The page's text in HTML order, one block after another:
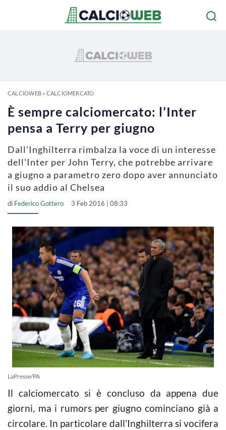
CALCIOWEB» CALCIOMERCATO
È sempre calciomercato: l’Inter
pensa a Terry per giugno
Dall'Inghilterra rimbalza la voce di un interesse
dell'Inter per John Terry, che potrebbe arrivare
a giugno a parametro zero dopo aver annunciato
il suo addio al Chelsea
di Federico Gottero 3 Feb 2016 | 08:33
LaPresse/PA
Il calciomercato si è concluso da appena due
giorni, ma i rumors per giugno cominciano già a
circolare. In particolare dall’Inghilterra si vocifera